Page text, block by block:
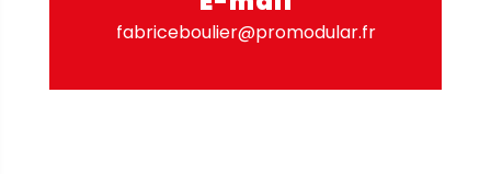
fabriceboulier@promodular.fr